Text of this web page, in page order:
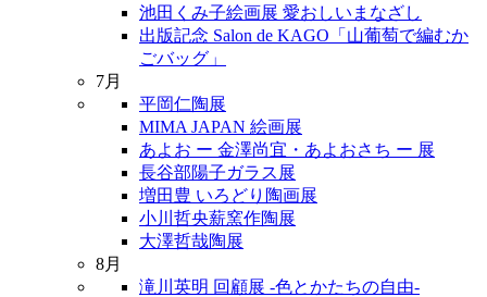
池田くみ子絵画展 愛おしいまなざし
出版記念 Salon de KAGO「山葡萄で編むか
ごバッグ」
7月
平岡仁陶展
MIMA JAPAN 絵画展
あよお ー 金澤尚宜・あよおさち ー 展
長谷部陽子ガラス展
増田豊 いろどり陶画展
小川哲央薪窯作陶展
大澤哲哉陶展
8月
滝川英明 回顧展 -色とかたちの自由-